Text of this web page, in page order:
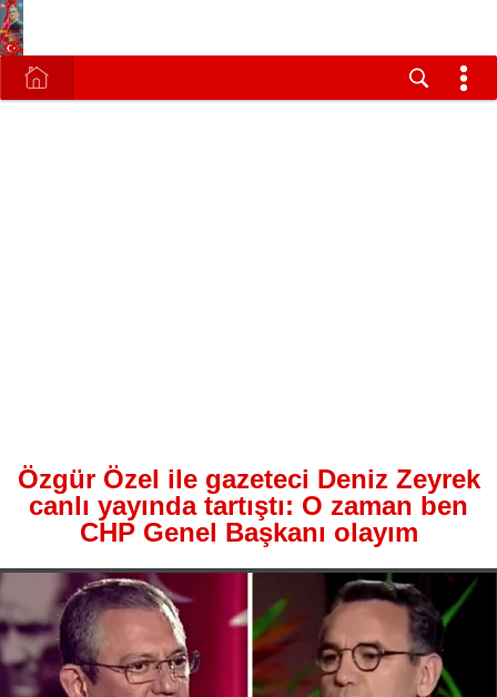
Özgür Özel ile gazeteci Deniz Zeyrek
canlı yayında tartıştı: O zaman ben
CHP Genel Başkanı olayım